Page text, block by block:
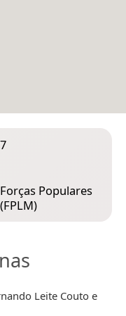
Populares
Leite Couto e